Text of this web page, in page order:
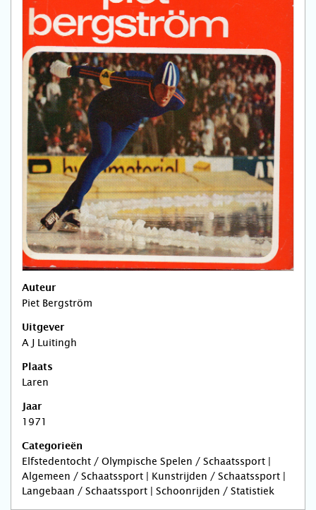
Auteur
Piet Bergström
Uitgever
A J Luitingh
Plaats
Laren
Jaar
1971
Categorieën
Elfstedentocht / Olympische Spelen / Schaatssport |
Algemeen / Schaatssport | Kunstrijden / Schaatssport |
Langebaan / Schaatssport | Schoonrijden / Statistiek